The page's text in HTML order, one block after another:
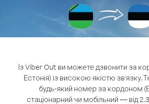
Із Viber Out ви можете дзвонити за
Естонія) із високою якістю зв'язку.
будь-який номер за кордоном
стаціонарний чи мобільний — від